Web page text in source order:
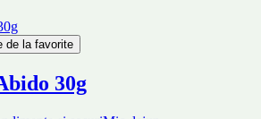
de la favorite
30g